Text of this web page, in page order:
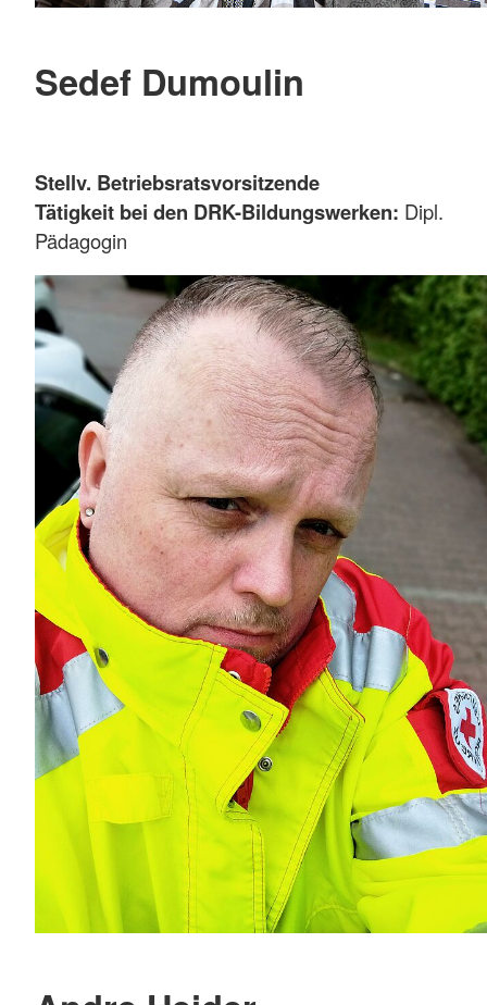
Sedef Dumoulin
Stellv. Betriebsratsvorsitzende
Tätigkeit bei den DRK-Bildungswerken: Dipl.
Pädagogin